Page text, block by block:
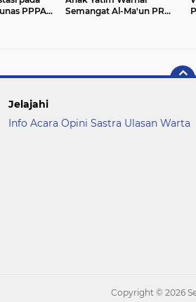
PPPAI
Semangat Al-Ma'un PRM
Jelajahi
Info Acara Opini Sastra Ulasan Warta
Copyright © 2026